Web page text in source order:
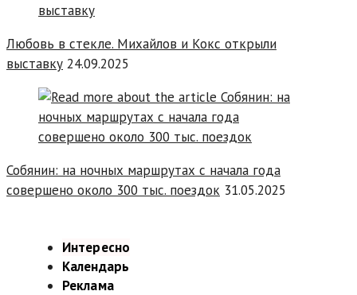
Любовь в стекле. Михайлов и Кокс открыли
выставку 24.09.2025
Собянин: на ночных маршрутах с начала года
совершено около 300 тыс. поездок 31.05.2025
Интересно
Календарь
Реклама